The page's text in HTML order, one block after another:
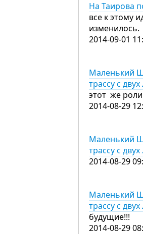
На Таирова
все к этому
изменилось.
2014-09-01
Маленький
трассу с
этот же
2014-08-29
Маленький
трассу с
2014-08-29
Маленький
трассу с
будущие!!!
2014-08-29